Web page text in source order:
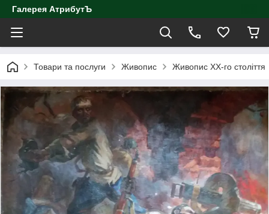
Галерея АтрибутЪ
Товари та послуги Живопис Живопис ХХ-го століття